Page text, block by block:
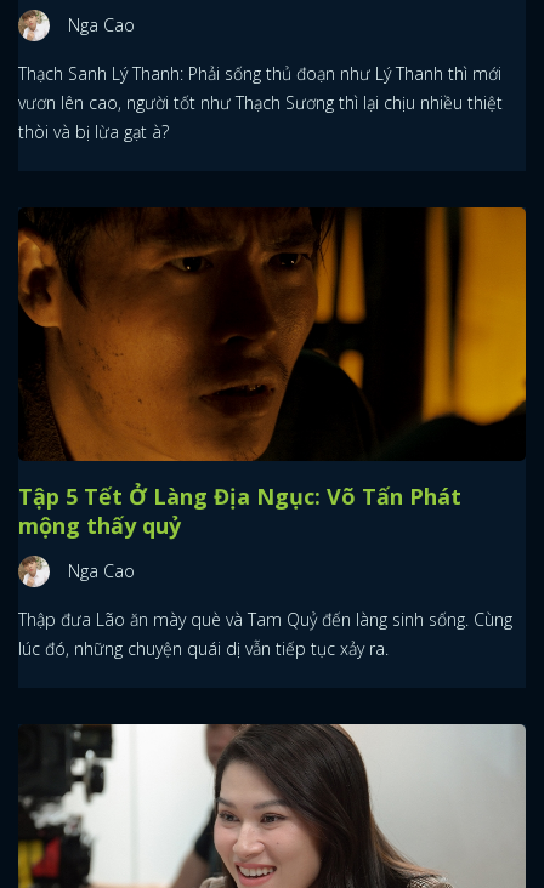
Nga Cao
Thạch Sanh Lý Thanh: Phải sống thủ đoạn như Lý Thanh thì mới
vươn lên cao, người tốt như Thạch Sương thì lại chịu nhiều thiệt
thòi và bị lừa gạt à?
Tập 5 Tết Ở Làng Địa Ngục: Võ Tấn Phát
mộng thấy quỷ
Nga Cao
Thập đưa Lão ăn mày què và Tam Quỷ đến làng sinh sống. Cùng
lúc đó, những chuyện quái dị vẫn tiếp tục xảy ra.